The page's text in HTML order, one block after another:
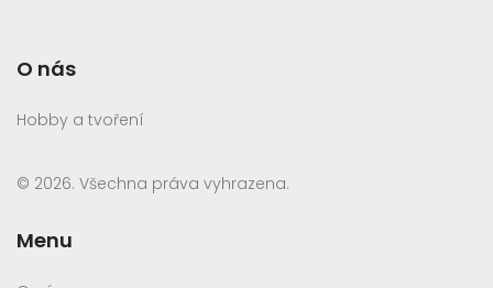
O nás
Hobby a tvoření
© 2026. Všechna práva vyhrazena.
Menu